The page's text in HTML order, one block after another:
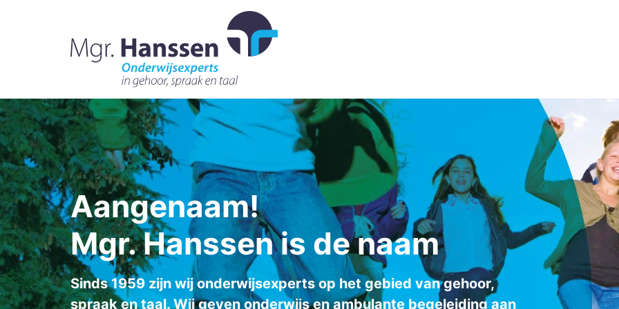
Aangenaam!
Mgr. Hanssen is de naam
Sinds 1959 zijn wij onderwijsexperts op het gebied van gehoor,
spraak en taal. Wij geven onderwijs en ambulante begeleiding aan